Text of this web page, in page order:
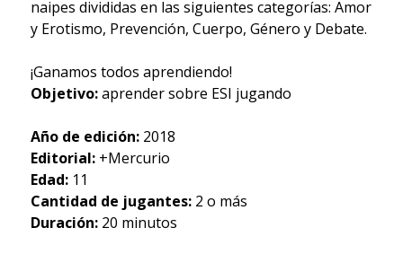
naipes divididas en las siguientes categorías: Amor
y Erotismo, Prevención, Cuerpo, Género y Debate.
¡Ganamos todos aprendiendo!
Objetivo:aprender sobre ESI jugando
Año de edición:2018
Editorial: +Mercurio
Edad: 11
Cantidad de jugantes: 2 o más
Duración: 20 minutos